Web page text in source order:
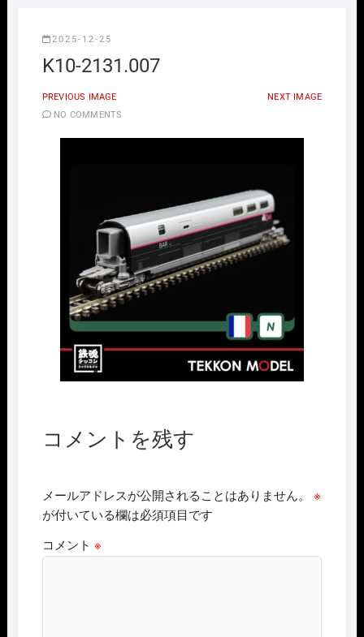
2025-12-25
K10-2131.007
PREVIOUS IMAGE
NEXT IMAGE
NO COMMENTS
コメントを残す
メールアドレスが公開されることはありません。
※
が付いている欄は必須項目です
コメント ※